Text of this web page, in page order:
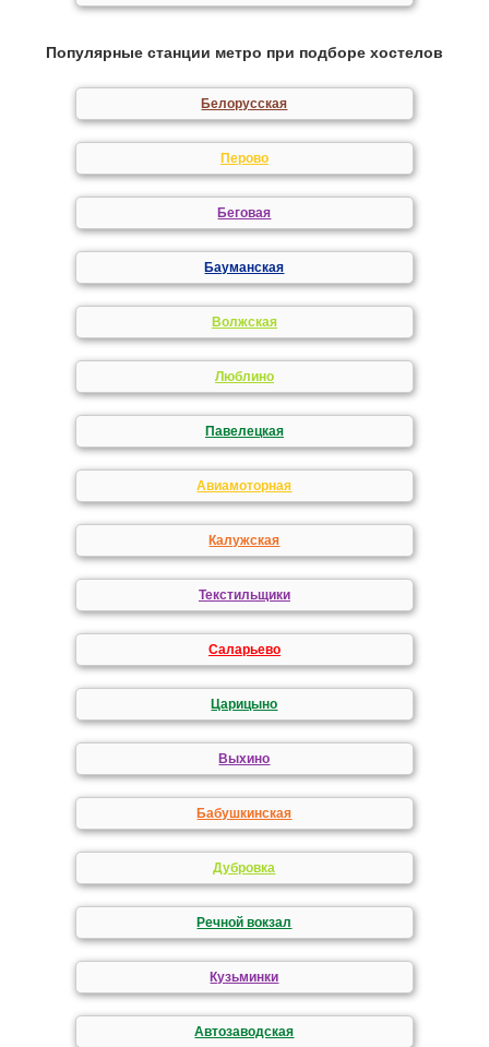
Популярные станции метро при подборе хостелов
Белорусская
Перово
Беговая
Бауманская
Волжская
Люблино
Павелецкая
Авиамоторная
Калужская
Текстильщики
Саларьево
Царицыно
Выхино
Бабушкинская
Дубровка
Речной вокзал
Кузьминки
Автозаводская